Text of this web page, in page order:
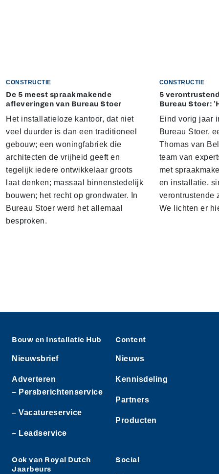
CONSTRUCTIE
De 5 meest spraakmakende
afleveringen van Bureau Stoer
Het installatieloze kantoor, dat niet
veel duurder is dan een traditioneel
gebouw; een woningfabriek die
architecten de vrijheid geeft en
tegelijk iedere ontwikkelaar groots
laat denken; massaal binnenstedelijk
bouwen; het recht op grondwater. In
Bureau Stoer werd het allemaal
besproken.
CONSTRUCTIE
5
Bureau Stoer:
Eind vorig jaar
Bureau Stoer,
Thomas van
team van
met
en installatie.
verontrustende
We lichten er
Bouw en Installatie Hub
Nieuwsbrief
Adverteren
– Persberichtenservice
– Vacatureservice
– Leadservice
Content
Nieuws
Kennisdeling
Partners
Producten
Ook van Royal Dutch
Jaarbeurs
Social